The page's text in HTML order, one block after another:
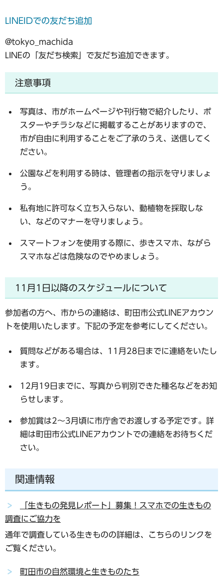
LINEIDでの友だち追加
@tokyo_machida
LINEの「友だち検索」で友だち追加できます。
注意事項
写真は、市がホームページや刊行物で紹介したり、ポ
スターやチラシなどに掲載することがありますので、
市が自由に利用することをご了承のうえ、送信してく
ださい。
公園などを利用する時は、管理者の指示を守りましょ
う。
私有地に許可なく立ち入らない、動植物を採取しな
い、などのマナーを守りましょう。
スマートフォンを使用する際に、歩きスマホ、ながら
スマホなどは危険なのでやめましょう。
11月1日以降のスケジュールについて
参加者の方へ、市からの連絡は、町田市公式LINEアカウン
トを使用いたします。下記の予定を参考にしてください。
質問などがある場合は、11月28日までに連絡をいたし
ます。
12月19日までに、写真から判別できた種名などをお知
らせします。
参加賞は2～3月頃に市庁舎でお渡しする予定です。詳
細は町田市公式LINEアカウントでの連絡をお待ちくだ
さい。
関連情報
「生きもの発見レポート」募集！スマホでの生きもの
調査にご協力を
通年で調査している生きものの詳細は、こちらのリンクを
ご覧ください。
町田市の自然環境と生きものたち